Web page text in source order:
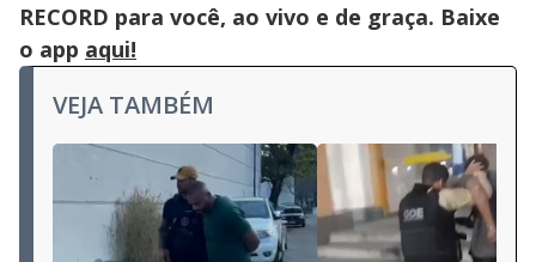
RECORD para você, ao vivo e de graça. Baixe
o app aqui!
VEJA TAMBÉM